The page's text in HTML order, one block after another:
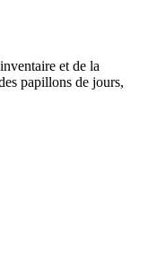
et de la
papillons de jours,